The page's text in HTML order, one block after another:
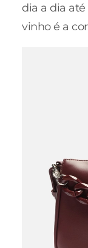
dia a dia
vinho é a